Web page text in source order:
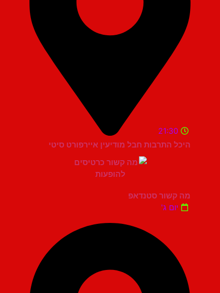
היכל התרבות חבל מודיעין איירפורט סיטי
21:30
מה קשור סטנדאפ
יום ג'